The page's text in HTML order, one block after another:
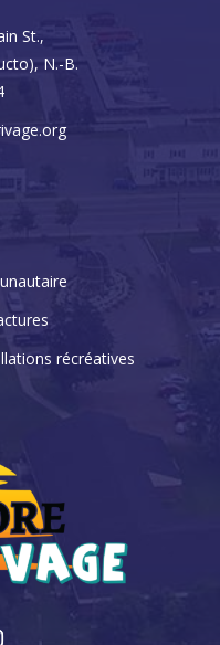
St.,
N.-B.
récréatives